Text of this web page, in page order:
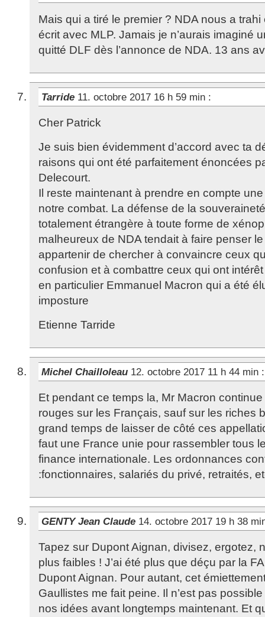
Mais qui a tiré le premier ? NDA nous a
écrit avec MLP. Jamais je n’aurais imaginé
quitté DLF dès l’annonce de NDA. 13 ans
Tarride 11. octobre 2017 16 h 59 min :
Cher Patrick
Je suis bien évidemment d’accord avec ta
raisons qui ont été parfaitement énoncées
Delecourt.
Il reste maintenant à prendre en compte
notre combat. La défense de la
totalement étrangère à toute forme de
malheureux de NDA tendait à faire penser
appartenir de chercher à convaincre ceux
confusion et à combattre ceux qui ont
en particulier Emmanuel Macron qui a été
imposture
Etienne Tarride
Michel Chailloleau 12. octobre 2017 11 h 44 min :
Et pendant ce temps la, Mr Macron
rouges sur les Français, sauf sur les riches
grand temps de laisser de côté ces
faut une France unie pour rassembler tous
finance internationale. Les ordonnances
:fonctionnaires, salariés du privé, retraités,
GENTY Jean Claude 14. octobre 2017 19 h 38
Tapez sur Dupont Aignan, divisez, ergotez,
plus faibles ! J’ai été plus que déçu par la
Dupont Aignan. Pour autant, cet
Gaullistes me fait peine. Il n’est pas
nos idées avant longtemps maintenant. Et